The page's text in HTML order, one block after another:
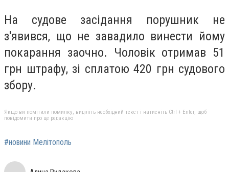
На судове засідання порушник не
з'явився, що не завадило винести йому
покарання заочно. Чоловік отримав 51
грн штрафу, зі сплатою 420 грн судового
збору.
Якщо ви помітили помилку, виділіть необхідний текст і натисніть Ctrl + Enter, щоб
повідомити про це редакцію
#новини Мелітополь